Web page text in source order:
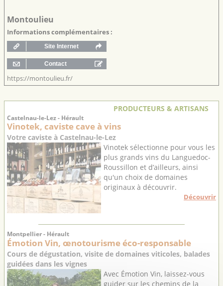
Montoulieu
Informations complémentaires :
https://montoulieu.fr/
PRODUCTEURS & ARTISANS
Castelnau-le-Lez - Hérault
Vinotek, caviste cave à vins
Votre caviste à Castelnau-le-Lez
Vinotek sélectionne pour vous les
plus grands vins du Languedoc-
Roussillon et d’ailleurs, ainsi
qu'un choix de domaines
originaux à découvrir.
Découvrir
Montpellier - Hérault
Émotion Vin, œnotourisme éco-responsable
Cours de dégustation, visite de domaines viticoles, balades
guidées dans les vignes
Avec Émotion Vin, laissez-vous
guider sur les chemins de la